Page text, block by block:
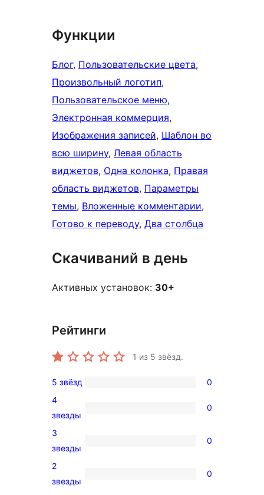
Функции
Блог, Пользовательские цвета
Произвольный логотип
Пользовательское меню
Электронная коммерция
Изображения записей, Шаблон во
всю ширину, Левая область
виджетов, Одна колонка, Правая
область виджетов, Параметры
темы, Вложенные комментарии
Готово к переводу, Два столбца
Скачиваний в день
Активных установок: 30+
Рейтинги
1 из 5 звёзд.
0
5-
звездный
отзыв
5 звёзд 0
0
4-
звездный
4
звезды
0
0
3-
звездный
3
звезды
0
0
2
звезды
0